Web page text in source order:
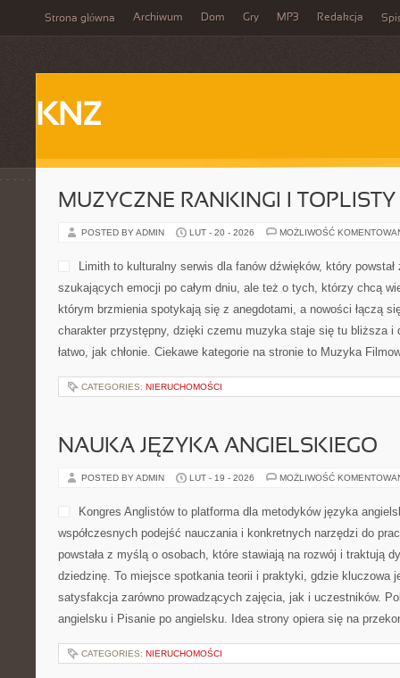
Strona główna Archiwum Dom Gry MP3 Redakcja
KNZ
MUZYCZNE RANKINGI I TOPLISTY
POSTED BY ADMIN LUT - 20 - 2026 MOŻLIWOŚĆ
Limith to kulturalny serwis dla fanów dźwięków, który
szukających emocji po całym dniu, ale też o tych, którzy chcą
którym brzmienia spotykają się z anegdotami, a nowości łączą
charakter przystępny, dzięki czemu muzyka staje się tu bliższa i
łatwo, jak chłonie. Ciekawe kategorie na stronie to Muzyka
CATEGORIES: NIERUCHOMOŚCI
NAUKA JĘZYKA ANGIELSKIEGO
POSTED BY ADMIN LUT - 19 - 2026 MOŻLIWOŚĆ
Kongres Anglistów to platforma dla metodyków języka
współczesnych podejść nauczania i konkretnych narzędzi do
powstała z myślą o osobach, które stawiają na rozwój i traktują
dziedzinę. To miejsce spotkania teorii i praktyki, gdzie kluczowa
satysfakcja zarówno prowadzących zajęcia, jak i uczestników.
angielsku i Pisanie po angielsku. Idea strony opiera się na
CATEGORIES: NIERUCHOMOŚCI